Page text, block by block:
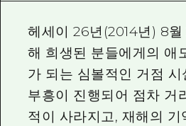
관광 안내 책자
헤세이 26년(2014년) 8
해 희생된 분들에게의 애
가 되는 심볼적인 거점
부흥이 진행되어 점차 거
적이 사라지고, 재해의 기